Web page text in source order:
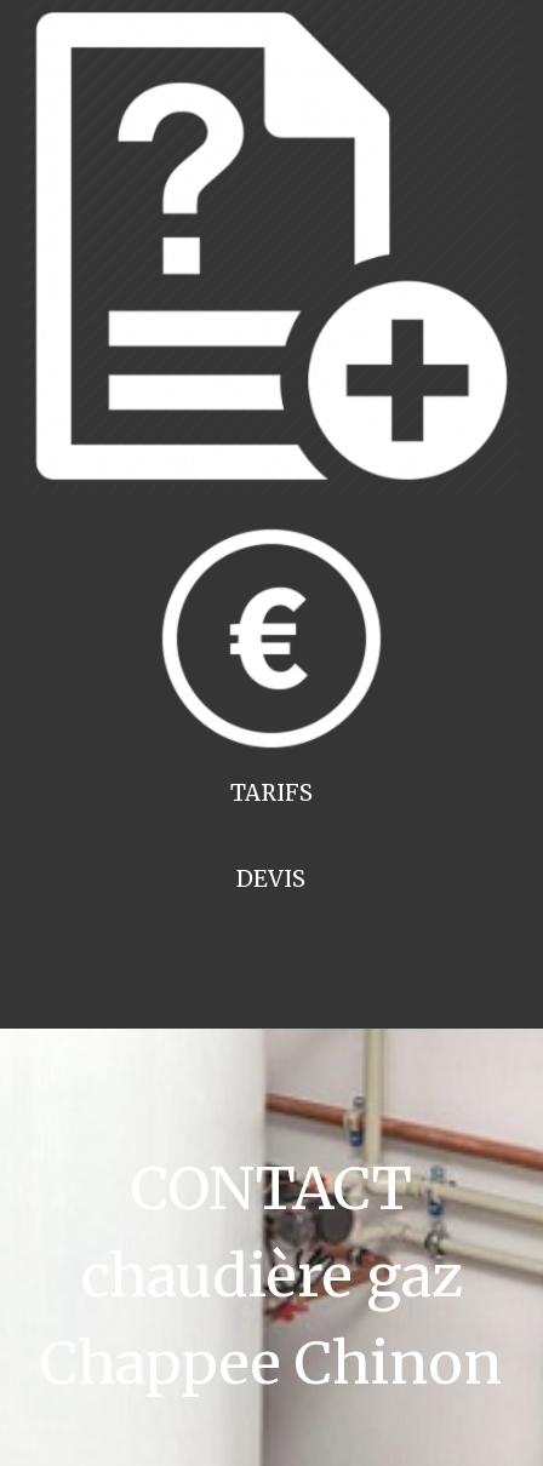
TARIFS
DEVIS
CONTACT
chaudière gaz
Chappee Chinon